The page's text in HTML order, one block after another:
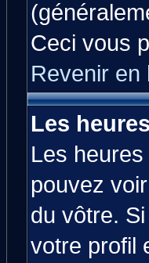
Ceci vous
Revenir en
Les
Les
pouvez
du vôtre.
votre profil